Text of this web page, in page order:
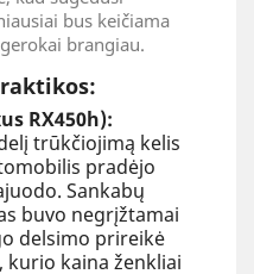
bus keičiama
brangiau.
RX450h):
trūkčiojimą kelis
pradėjo
Sankabų
buvo negrįžtamai
delsimo prireikė
kaina ženkliai